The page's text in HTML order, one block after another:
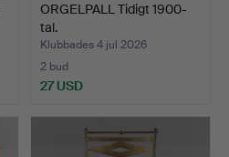
ORGELPALL Tidigt 1900-
tal.
Klubbades 4 jul 2026
2 bud
27 USD